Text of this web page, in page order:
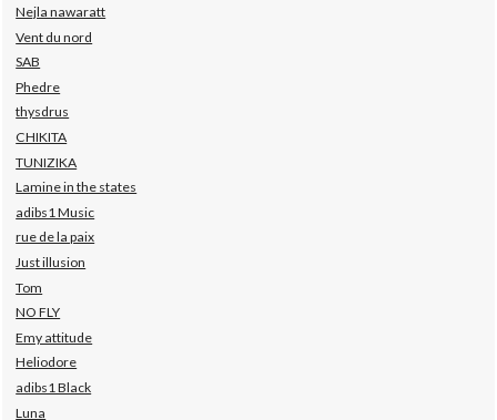
Nejla nawaratt
Vent du nord
SAB
Phedre
thysdrus
CHIKITA
TUNIZIKA
Lamine in the states
adibs1 Music
rue de la paix
Just illusion
Tom
NO FLY
Emy attitude
Heliodore
adibs1 Black
Luna